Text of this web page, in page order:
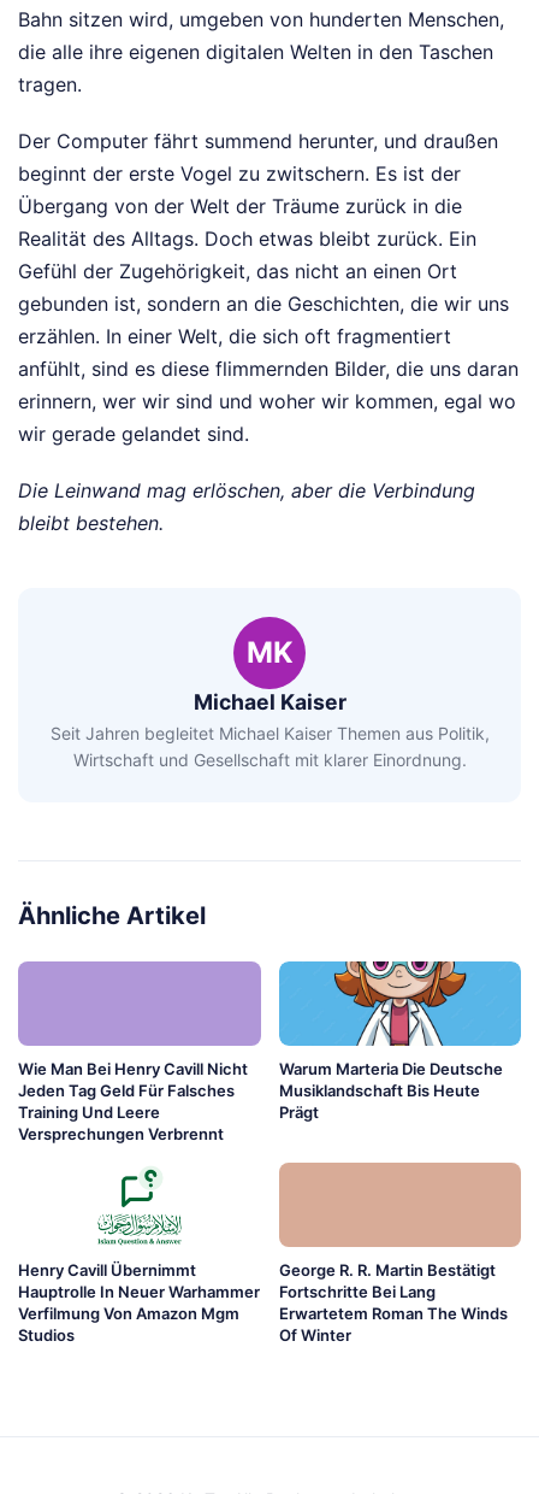
Bahn sitzen wird, umgeben von hunderten Menschen,
die alle ihre eigenen digitalen Welten in den Taschen
tragen.
Der Computer fährt summend herunter, und draußen
beginnt der erste Vogel zu zwitschern. Es ist der
Übergang von der Welt der Träume zurück in die
Realität des Alltags. Doch etwas bleibt zurück. Ein
Gefühl der Zugehörigkeit, das nicht an einen Ort
gebunden ist, sondern an die Geschichten, die wir uns
erzählen. In einer Welt, die sich oft fragmentiert
anfühlt, sind es diese flimmernden Bilder, die uns daran
erinnern, wer wir sind und woher wir kommen, egal wo
wir gerade gelandet sind.
Die Leinwand mag erlöschen, aber die Verbindung
bleibt bestehen.
MK
Michael Kaiser
Seit Jahren begleitet Michael Kaiser Themen aus Politik,
Wirtschaft und Gesellschaft mit klarer Einordnung.
Ähnliche Artikel
Wie Man Bei Henry Cavill Nicht
Jeden Tag Geld Für Falsches
Training Und Leere
Versprechungen Verbrennt
Warum Marteria Die Deutsche
Musiklandschaft Bis Heute
Prägt
Henry Cavill Übernimmt
Hauptrolle In Neuer Warhammer
Verfilmung Von Amazon Mgm
Studios
George R. R. Martin Bestätigt
Fortschritte Bei Lang
Erwartetem Roman The Winds
Of Winter